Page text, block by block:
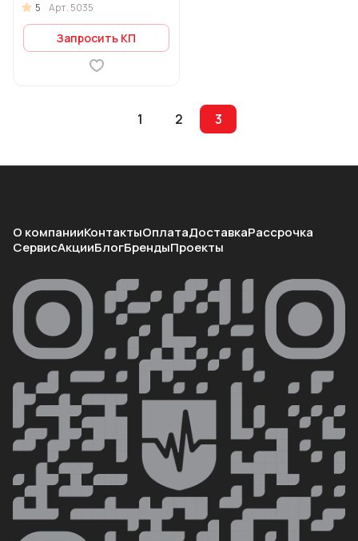
5 Арт. 5035
Запросить КП
1 2 3
О компанииКонтактыОплатаДоставкаРассрочка
СервисАкцииБлогБрендыПроекты